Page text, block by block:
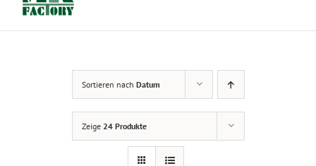
Sortieren nach Datum
Zeige 24 Produkte